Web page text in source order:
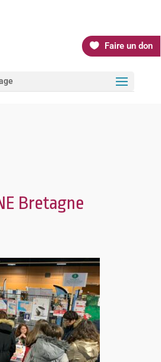
Faire un don
Bretagne